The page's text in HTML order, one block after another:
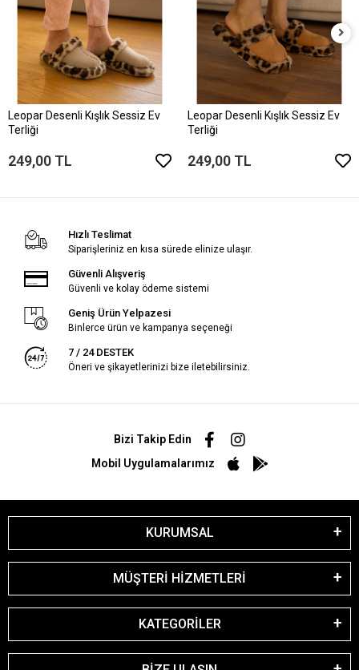
Leopar Desenli Kışlık Sessiz Ev
Terliği
249,00 TL
Leopar Desenli Kışlık Sessiz Ev
Terliği
249,00 TL
Hızlı Teslimat
Siparişleriniz en kısa sürede elinize ulaşır.
Güvenli Alışveriş
Güvenli ve kolay ödeme sistemi
Geniş Ürün Yelpazesi
Binlerce ürün ve kampanya seçeneği
7 / 24 DESTEK
Öneri ve şikayetlerinizi bize iletebilirsiniz.
Bizi Takip Edin
Mobil Uygulamalarımız
KURUMSAL
MÜŞTERİ HİZMETLERİ
KATEGORİLER